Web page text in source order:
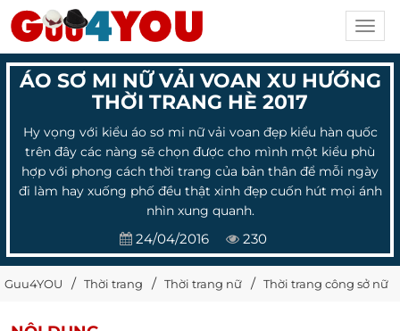
ÁO SƠ MI NỮ VẢI VOAN XU HƯỚNG
THỜI TRANG HÈ 2017
Hy vọng với kiểu áo sơ mi nữ vải voan đẹp kiểu hàn quốc
trên đây các nàng sẽ chọn được cho mình một kiểu phù
hợp với phong cách thời trang của bản thân để mỗi ngày
đi làm hay xuống phố đều thật xinh đẹp cuốn hút mọi ánh
nhìn xung quanh.
24/04/2016 230
Guu4YOU Thời trang Thời trang nữ Thời trang công sở nữ